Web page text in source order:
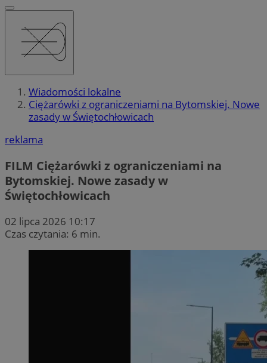
Wiadomości lokalne
Ciężarówki z ograniczeniami na Bytomskiej. Nowe
zasady w Świętochłowicach
reklama
FILM Ciężarówki z ograniczeniami na
Bytomskiej. Nowe zasady w
Świętochłowicach
02 lipca 2026 10:17
Czas czytania: 6 min.